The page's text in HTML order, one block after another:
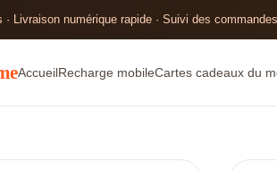
Livraison numérique rapide · Suivi des
AccueilRecharge mobileCartes cadeaux du